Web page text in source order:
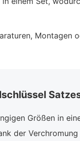
Montagen
Größen in
der